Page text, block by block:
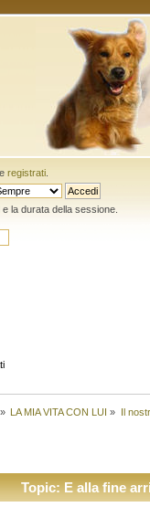
registrati.
la durata della sessione.
» LA MIA VITA CON LUI » Il
Topic: E alla fine